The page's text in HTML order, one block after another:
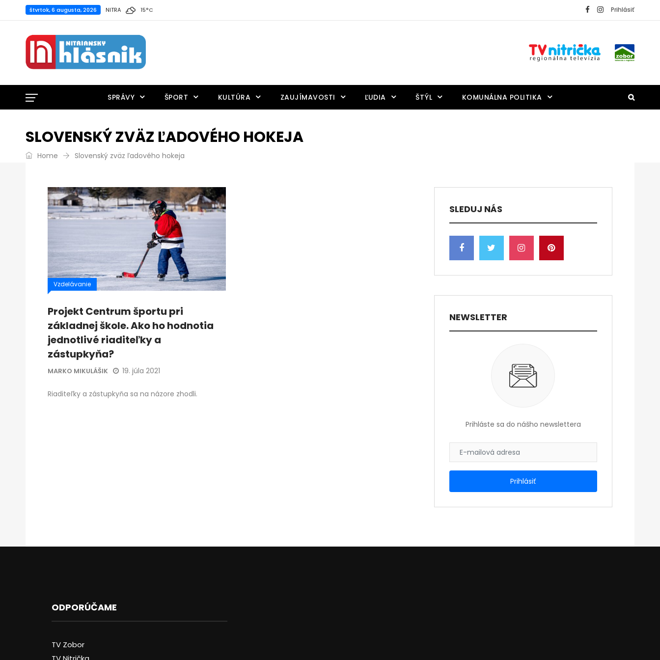
štvrtok, 6 augusta, 2026 NITRA 15°C Prihlásiť
SPRÁVY ŠPORT KULTÚRA ZAUJÍMAVOSTI ĽUDIA ŠTÝL KOMUNÁLNA POLITIKA
SLOVENSKÝ ZVÄZ ĽADOVÉHO HOKEJA
Home Slovenský zväz ľadového hokeja
Vzdelávanie
Projekt Centrum športu pri
základnej škole. Ako ho hodnotia
jednotlivé riaditeľky a
zástupkyňa?
MARKO MIKULÁŠIK 19. júla 2021
Riaditeľky a zástupkyňa sa na názore zhodli.
SLEDUJ NÁS
NEWSLETTER
Prihláste sa do nášho newslettera
ODPORÚČAME
TV Zobor